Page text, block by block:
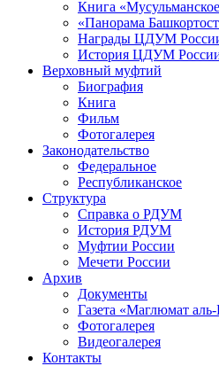
Книга
«Панорама
Награды ЦДУМ
История ЦДУМ
Верховный муфтий
Биография
Книга
Фильм
Фотогалерея
Законодательство
Федеральное
Республиканское
Структура
Справка о РДУМ
История РДУМ
Муфтии России
Мечети России
Архив
Документы
Газета «Маглюмат аль-
Фотогалерея
Видеогалерея
Контакты